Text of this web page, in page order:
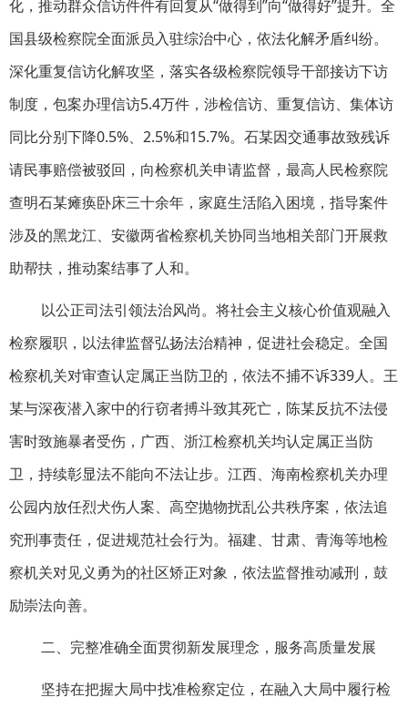
化，推动群众信访件件有回复从“做得到”向“做得好”提升。全
国县级检察院全面派员入驻综治中心，依法化解矛盾纠纷。
深化重复信访化解攻坚，落实各级检察院领导干部接访下访
制度，包案办理信访5.4万件，涉检信访、重复信访、集体访
同比分别下降0.5%、2.5%和15.7%。石某因交通事故致残诉
请民事赔偿被驳回，向检察机关申请监督，最高人民检察院
查明石某瘫痪卧床三十余年，家庭生活陷入困境，指导案件
涉及的黑龙江、安徽两省检察机关协同当地相关部门开展救
助帮扶，推动案结事了人和。
以公正司法引领法治风尚。将社会主义核心价值观融入
检察履职，以法律监督弘扬法治精神，促进社会稳定。全国
检察机关对审查认定属正当防卫的，依法不捕不诉339人。王
某与深夜潜入家中的行窃者搏斗致其死亡，陈某反抗不法侵
害时致施暴者受伤，广西、浙江检察机关均认定属正当防
卫，持续彰显法不能向不法让步。江西、海南检察机关办理
公园内放任烈犬伤人案、高空抛物扰乱公共秩序案，依法追
究刑事责任，促进规范社会行为。福建、甘肃、青海等地检
察机关对见义勇为的社区矫正对象，依法监督推动减刑，鼓
励崇法向善。
二、完整准确全面贯彻新发展理念，服务高质量发展
坚持在把握大局中找准检察定位，在融入大局中履行检